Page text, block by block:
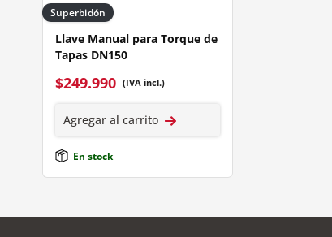
Superbidón
Llave Manual para Torque de
Tapas DN150
$249.990 (IVA incl.)
Agregar al carrito
En stock